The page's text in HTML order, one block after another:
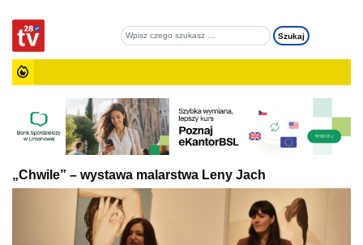
„Chwile” – wystawa malarstwa Leny Jach